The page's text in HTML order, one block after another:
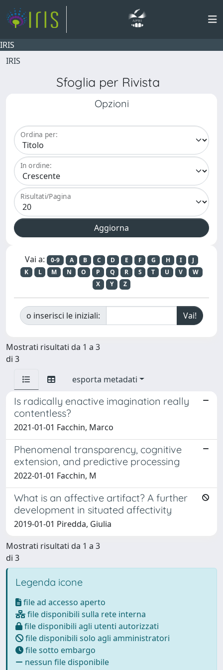
IRIS
IRIS
Sfoglia per Rivista
Opzioni
Ordina per:
In ordine:
Risultati/Pagina
Vai a: 0-9 A B C D E F G H I
J
K
L M N O P Q R S T U V
W
X
Y Z
o inserisci le iniziali:
Mostrati risultati da 1 a 3
di 3
esporta metadati
Is radically enactive imagination really
contentless?
2021-01-01 Facchin, Marco
Phenomenal transparency, cognitive
extension, and predictive processing
2022-01-01 Facchin, M
What is an affective artifact? A further
development in situated affectivity
2019-01-01 Piredda, Giulia
Mostrati risultati da 1 a 3
di 3
Legenda icone
file ad accesso aperto
file disponibili sulla rete interna
file disponibili agli utenti autorizzati
file disponibili solo agli amministratori
file sotto embargo
nessun file disponibile